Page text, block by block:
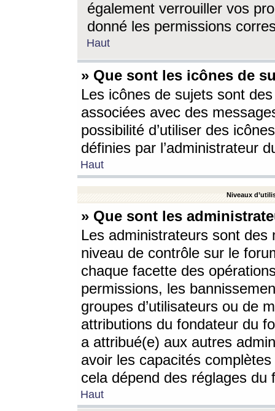
également verrouiller vos
donné les permissions
Haut
» Que sont les icônes de
Les icônes de sujets sont
associées avec des
possibilité d’utiliser des
définies par l’administrateur
Haut
Niveaux
» Que sont les
Les administrateurs sont
niveau de contrôle sur le
chaque facette des
permissions, les
groupes d’utilisateurs ou de
attributions du fondateur du
a attribué(e) aux autres
avoir les capacités
cela dépend des réglages du
Haut